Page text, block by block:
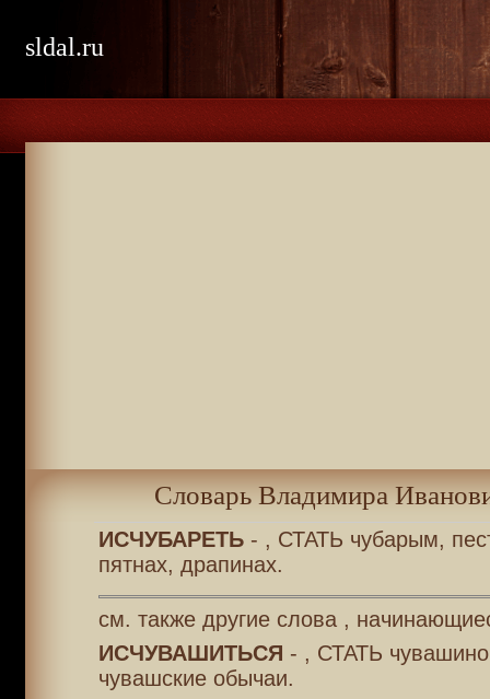
sldal.ru
Словарь Владимира
ИСЧУБАРЕТЬ- , СТАТЬ чубарым,
пятнах, драпинах.
см. также другие слова ,
ИСЧУВАШИТЬСЯ - , СТАТЬ
чувашские обычаи.